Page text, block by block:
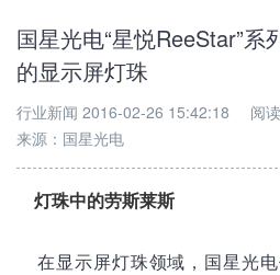
国星光电“星悦ReeStar”
的显示屏灯珠
行业新闻 2016-02-26 15:42:18
阅
来源： 国星光电
灯珠中的劳斯莱斯
在显示屏灯珠领域，国星光